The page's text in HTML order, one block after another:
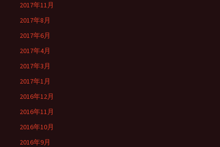
2017年11月
2017年8月
2017年6月
2017年4月
2017年3月
2017年1月
2016年12月
2016年11月
2016年10月
2016年9月